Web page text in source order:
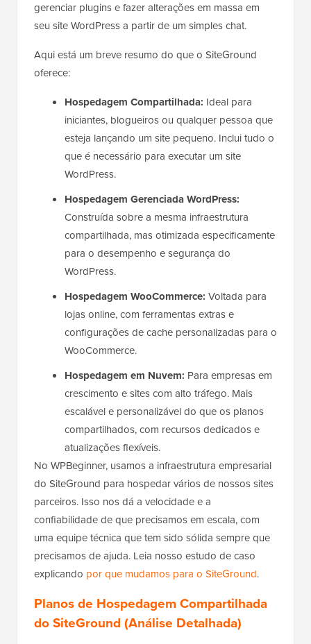
gerenciar plugins e fazer alterações em massa em
seu site WordPress a partir de um simples chat.
Aqui está um breve resumo do que o SiteGround
oferece:
Hospedagem Compartilhada: Ideal para
iniciantes, blogueiros ou qualquer pessoa que
esteja lançando um site pequeno. Inclui tudo o
que é necessário para executar um site
WordPress.
Hospedagem Gerenciada WordPress:
Construída sobre a mesma infraestrutura
compartilhada, mas otimizada especificamente
para o desempenho e segurança do
WordPress.
Hospedagem WooCommerce: Voltada para
lojas online, com ferramentas extras e
configurações de cache personalizadas para o
WooCommerce.
Hospedagem em Nuvem: Para empresas em
crescimento e sites com alto tráfego. Mais
escalável e personalizável do que os planos
compartilhados, com recursos dedicados e
atualizações flexíveis.
No WPBeginner, usamos a infraestrutura empresarial
do SiteGround para hospedar vários de nossos sites
parceiros. Isso nos dá a velocidade e a
confiabilidade de que precisamos em escala, com
uma equipe técnica que tem sido sólida sempre que
precisamos de ajuda. Leia nosso estudo de caso
explicando por que mudamos para o SiteGround.
Planos de Hospedagem Compartilhada
do SiteGround (Análise Detalhada)